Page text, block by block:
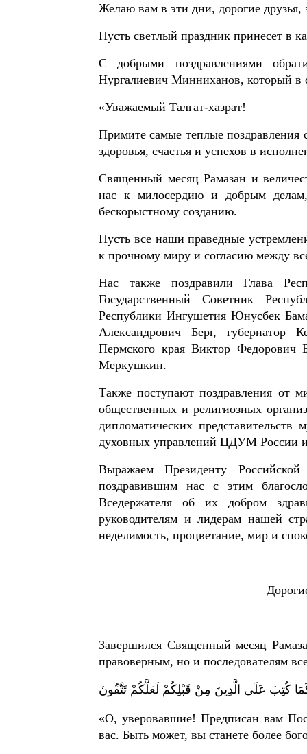
Желаю вам в эти дни, дорогие друзья,
Пусть светлый праздник принесет в
С добрыми поздравлениями
Нургалиевич Минниханов, который в
«Уважаемый Талгат-хазрат!
Примите самые теплые поздравления
здоровья, счастья и успехов в
Священный месяц Рамазан и
нас к милосердию и добрым
бескорыстному созданию.
Пусть все наши праведные
к прочному миру и согласию между
Нас также поздравили Глава
Государственный Советник
Республики Ингушетия Юнусбек
Александрович Берг, губернатор
Пермского края Виктор Федорович
Меркушкин.
Также поступают поздравления от
общественных и религиозных
дипломатических
духовных управлений ЦДУМ России и
Выражаем Президенту
поздравившим нас с этим
Вседержателя об их добром
руководителям и лидерам нашей
неделимость, процветание, мир и
Завершился Священный месяц
правоверным, но и последователям
كَمَا كُتِبَ عَلَى الَّذِينَ مِنْ قَبْلِكُمْ لَعَلَّكُمْ تَتَّقُونَ
«О, уверовавшие! Предписан вам
вас. Быть может, вы станете более